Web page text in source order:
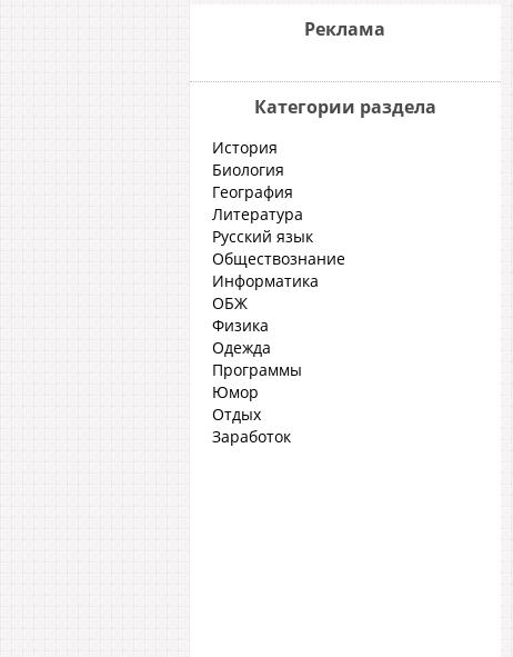
Реклама
Категории раздела
История
Биология
География
Литература
Русский язык
Обществознание
Информатика
ОБЖ
Физика
Одежда
Программы
Юмор
Отдых
Заработок